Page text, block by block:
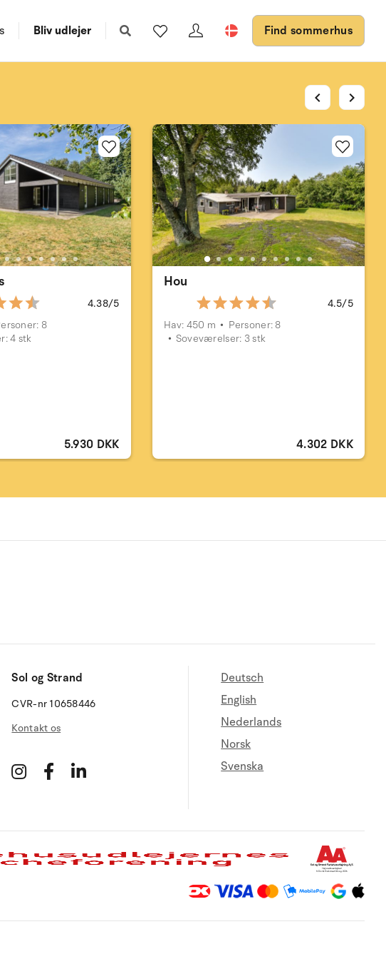
Bliv udlejer Find sommerhus
4.38/5
8
4 stk
5.930 DKK
Hou
4.5/5
Hav: 450 m
Personer: 8
Soveværelser: 3 stk
4.302 DKK
chevron_left chevron_right
Sol og Strand
CVR-nr 10658446
Kontakt os
Deutsch
English
Nederlands
Norsk
Svenska